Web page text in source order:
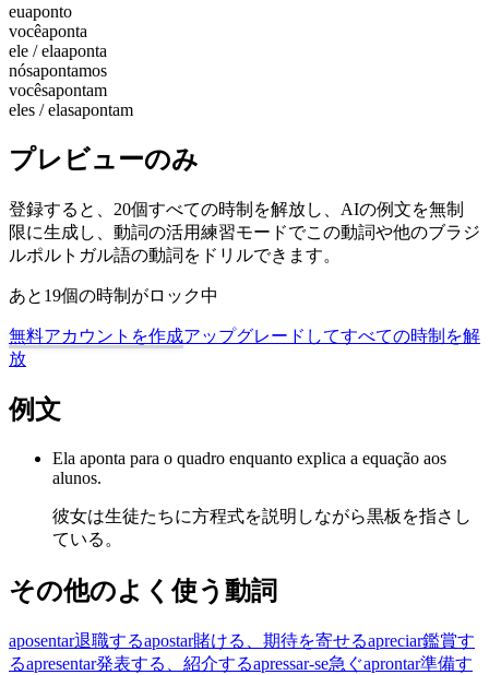
euaponto
vocêaponta
ele / elaaponta
nósapontamos
vocêsapontam
eles / elasapontam
プレビューのみ
登録すると、20個すべての時制を解放し、AIの例文を無制
限に生成し、動詞の活用練習モードでこの動詞や他のブラジ
ルポルトガル語の動詞をドリルできます。
あと19個の時制がロック中
無料アカウントを作成アップグレードしてすべての時制を解
放
例文
Ela aponta para o quadro enquanto explica a equação aos
alunos.
彼女は生徒たちに方程式を説明しながら黒板を指さし
ている。
その他のよく使う動詞
aposentar退職するapostar賭ける、期待を寄せるapreciar鑑賞す
るapresentar発表する、紹介するapressar-se急ぐaprontar準備す